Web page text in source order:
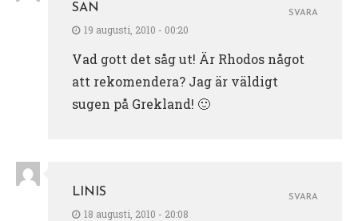
SAN
19 augusti, 2010 - 00:20
Vad gott det såg ut! Är Rhodos något
att rekomendera? Jag är väldigt
sugen på Grekland! 🙂
SVARA
LINIS
18 augusti, 2010 - 20:08
SVARA